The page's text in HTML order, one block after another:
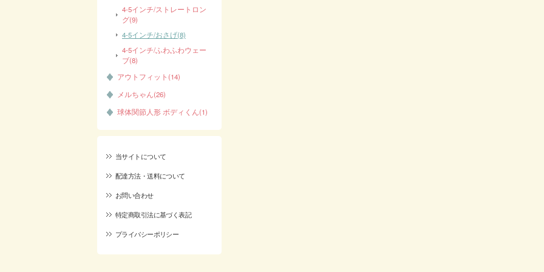
4-5インチ/ストレートロン
グ(9)
4-5インチ/おさげ(8)
4-5インチ/ふわふわウェー
ブ(8)
アウトフィット(14)
メルちゃん(26)
球体関節人形 ボディくん(1)
当サイトについて
配達方法・送料について
お問い合わせ
特定商取引法に基づく表記
プライバシーポリシー